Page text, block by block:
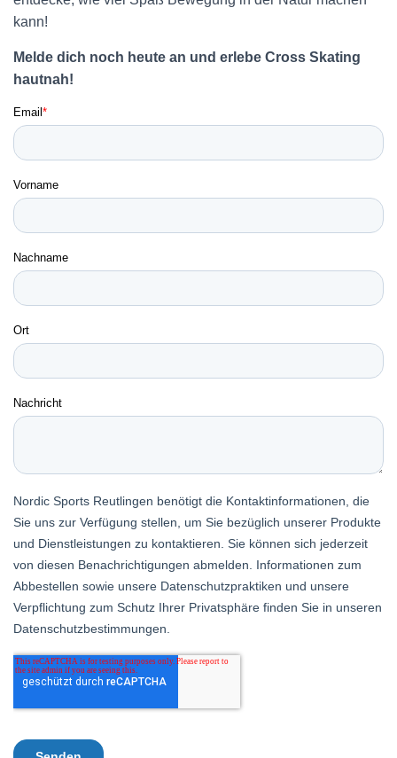
kann!
Melde dich noch heute an und erlebe Cross Skating
hautnah!